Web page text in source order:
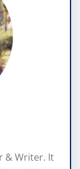
& Writer. It